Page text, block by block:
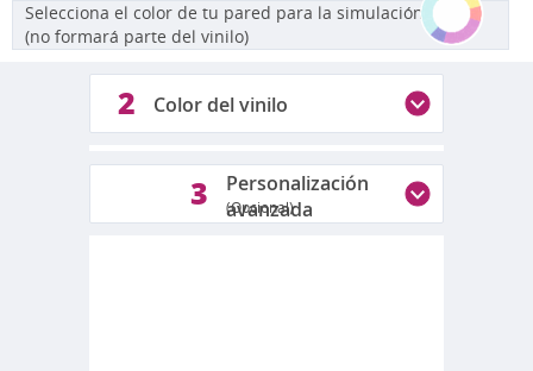
Selecciona el color de tu pared para la simulación
(no formará parte del vinilo)
2 Color del vinilo
1
3
Personalización
avanzada
(Opcional)